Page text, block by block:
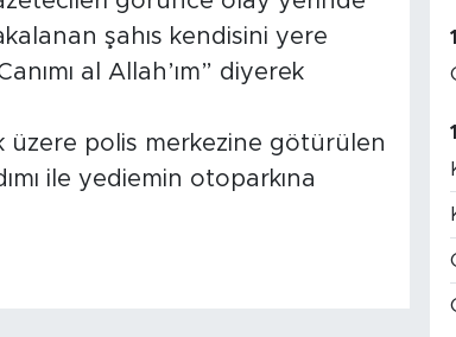
şahıs kendisini yere
al Allah’ım” diyerek
üzere polis merkezine götürülen
ile yediemin otoparkına